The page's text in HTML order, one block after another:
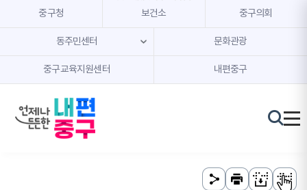
본문 내용 바로가기
주메뉴 바로가기
중구청 보건소 중구의회
동주민센터 문화관광
중구교육지원센터 내편중구